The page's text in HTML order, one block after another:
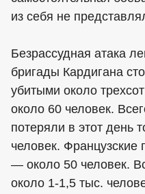
из себя не
Безрассудная атака
бригады Кардигана
убитыми около
около 60 человек.
потеряли в этот день
человек.
— около 50 человек.
около 1-1,5 тыс.